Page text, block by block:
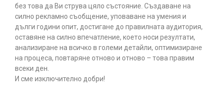
без това да Ви струва цяло състояние. Създаване на
силно рекламно съобщение, уповаване на умения и
дълги години опит, достигане до правилната аудитория,
оставяне на силно впечатление, което носи резултати,
анализиране на всичко в големи детайли, оптимизиране
на процеса, повтаряне отново и отново – това правим
всеки ден.
И сме изключително добри!